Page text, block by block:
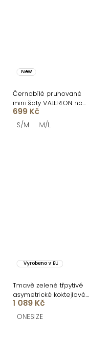
New
Černobílé pruhované
mini šaty VALERION na
ramínka
699 Kč
S/M M/L
Vyrobeno v EU
Tmavě zelené třpytivé
asymetrické koktejlové
šaty OTYLDA
1 089 Kč
ONESIZE